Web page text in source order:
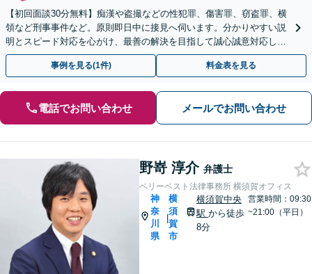
【初回面談30分無料】痴漢や盗撮などの性犯罪、傷害罪、窃盗罪、横
領など刑事事件など。原則即日中に接見へ伺います。分かりやすい説
明とスピード対応を心がけ、最善の解決を目指して誠心誠意対応しま
す【土日・夜間面談OK】【オンライン相談可】
事例を見る(1件) 料金表を見る
電話でお問い合わせ メールでお問い合わせ
野嵜 淳介 弁護士
ベリーベスト法律事務所 横須賀オフィス
神
奈
川
県
|
横
須
賀
市
横須賀中央
駅 から徒歩
8分
営業時間：09:30
~21:00（平日）